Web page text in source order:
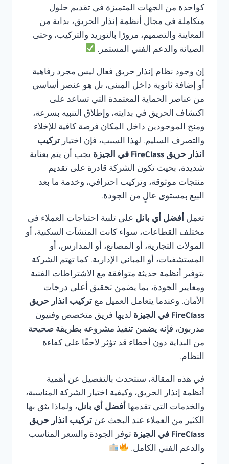
كواحدة من الجهات المتميزة في تقديم حلول
متكاملة في مجال أنظمة إنذار الحريق، بداية من
المعاينة والتصميم، مرورًا بالتوريد والتركيب، وحتى
الصيانة والدعم الفني المستمر.
إن وجود نظام إنذار حريق فعال ليس مجرد رفاهية
أو إضافة ثانوية داخل المبنى، بل هو عنصر أساسي
من عناصر الحماية المعتمدة التي تساعد على
اكتشاف الحريق في بدايته، وإطلاق التنبيه بسرعة،
ومنح الموجودين داخل المكان فرصة كافية للإخلاء
والتصرف السليم. لهذا السبب، فإن اختيار تركيب
انذار حريق FireClass في الجيزة
يجب أن يتم بعناية
شديدة، بحيث تكون الشركة قادرة على تقديم
منتجات موثوقة، وتركيب احترافي، وخدمة ما بعد
البيع بمستوى عالٍ من الجودة.
تعمل أفضل أي بانل على تلبية احتياجات العملاء في
مختلف القطاعات، سواء كانت المنشآت السكنية، أو
المولات التجارية، أو المصانع، أو المدارس، أو
المستشفيات، أو المباني الإدارية. كما تهتم الشركة
بتوفير أنظمة حديثة متوافقة مع الاشتراطات الفنية
ومعايير الجودة، بما يضمن تحقيق أعلى درجات
الأمان. وعندما يتعامل العميل مع تركيب انذار حريق
FireClass في الجيزة
لديها فريق متخصص وفنيون
مدربون، فإنه يضمن تنفيذ مشروعه بطريقة صحيحة
من البداية دون أخطاء قد تؤثر لاحقًا على كفاءة
النظام.
في هذه المقالة، سنتحدث بالتفصيل عن أهمية
أنظمة إنذار الحريق، وكيفية اختيار الشركة المناسبة،
والخدمات التي تقدمها أفضل أي بانل، ولماذا يثق بها
الكثير من العملاء عند البحث عن تركيب انذار حريق
FireClass في الجيزة
توفر الجودة والسعر المناسب
والدعم الفني الكامل.